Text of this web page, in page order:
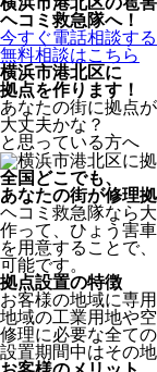
ヘコミ救急隊へ！
今すぐ電話相談する
無料相談はこちら
横浜市港北区に
拠点を作ります！
あなたの街に拠点
大丈夫かな？
と思っている方へ
全国どこでも、
あなたの街が修理
ヘコミ救急隊なら
作って、ひょう害
を用意することで
可能です。
拠点設置の特徴
お客様の地域に専
地域の工業用地や
修理に必要な全て
設置期間中はその